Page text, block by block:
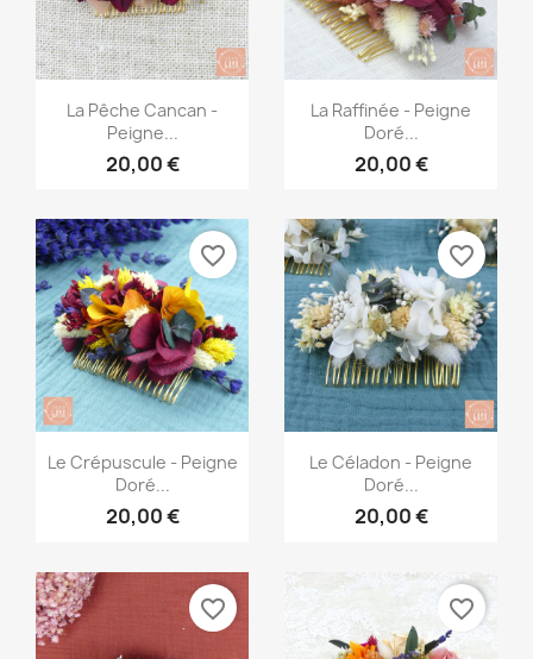
Aperçu rapide
La Pêche Cancan -
Peigne...
20,00 €
Aperçu rapide
La Raffinée - Peigne
Doré...
20,00 €
Aperçu rapide
Le Crépuscule - Peigne
Doré...
20,00 €
favorite_border
Aperçu rapide
Le Céladon - Peigne
Doré...
20,00 €
favorite_border
favorite_border favorite_border